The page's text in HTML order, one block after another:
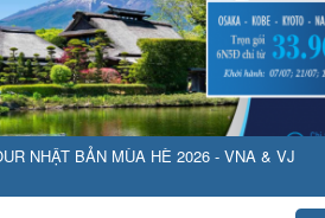
NHẬT BẢN MÙA HÈ 2026 - VNA & VJ